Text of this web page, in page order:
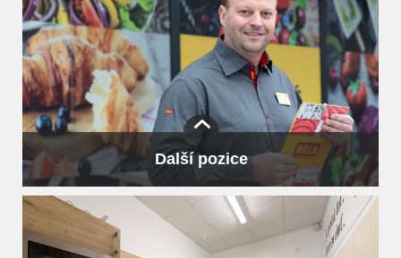
Na každé prodejně vypadá sklad trochu jinak. Všude je
ale jeho pánem skladník, který přijímá zboží pomocí PDT
pistole, a často pomáhá zaměstnancům z ostatních
úseků dopravit palety se zbožím na správné místo.
Na většině prodejen má navíc na starosti doplňování
úseku nápojů. Z tohoto důvodu je práce vhodná spíše pro
muže – přesto ale máme i ženy skladnice.
Další pozice
Hladký chod prodejen je zajištěn díky
vedoucím